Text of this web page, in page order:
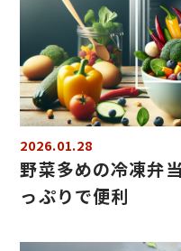
2026.01.28
野菜多めの冷凍弁
っぷりで便利